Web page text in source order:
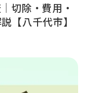
切除・費用・
【八千代市】